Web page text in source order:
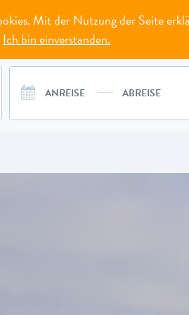
MENÜ
Mit der Nutzung der Seite
Ich bin einverstanden.